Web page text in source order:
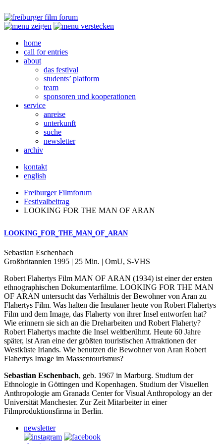
home
call for entries
about
das festival
students’ platform
team
sponsoren und kooperationen
service
anreise
unterkunft
suche
newsletter
archiv
kontakt
english
Freiburger Filmforum
Festivalbeitrag
LOOKING FOR THE MAN OF ARAN
LOOKING FOR THE MAN OF ARAN
Sebastian Eschenbach
Großbritannien 1995 | 25 Min. | OmU, S-VHS
Robert Flahertys Film MAN OF ARAN (1934) ist einer der ersten
ethnographischen Dokumentarfilme. LOOKING FOR THE MAN
OF ARAN untersucht das Verhältnis der Bewohner von Aran zu
Flahertys Film. Was halten die Insulaner heute von Robert Flahertys
Film und dem Image, das Flaherty von ihrer Insel entworfen hat?
Wie erinnern sie sich an die Dreharbeiten und Robert Flaherty?
Robert Flahertys machte die Insel weltberühmt. Heute 60 Jahre
später, ist Aran eine der größten touristischen Attraktionen der
Westküste Irlands. Wie benutzen die Bewohner von Aran Robert
Flahertys Image im Massentourismus?
Sebastian Eschenbach, geb. 1967 in Marburg. Studium der
Ethnologie in Göttingen und Kopenhagen. Studium der Visuellen
Anthropologie am Granada Center for Visual Anthropology an der
Universität Manchester. Zur Zeit Mitarbeiter in einer
Filmproduktionsfirma in Berlin.
newsletter